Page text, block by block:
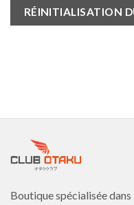
RÉINITIALISATION
Boutique spécialisée